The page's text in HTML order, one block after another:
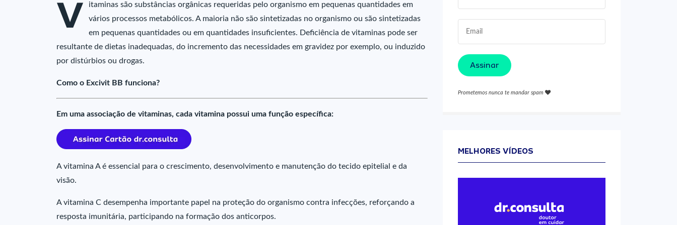
V
itaminas são substâncias orgânicas requeridas pelo organismo em pequenas quantidades em
vários processos metabólicos. A maioria não são sintetizadas no organismo ou são sintetizadas
em pequenas quantidades ou em quantidades insuficientes. Deficiência de vitaminas pode ser
resultante de dietas inadequadas, do incremento das necessidades em gravidez por exemplo, ou induzido
por distúrbios ou drogas.
Como o Excivit BB funciona?
Em uma associação de vitaminas, cada vitamina possui uma função específica:
A vitamina A é essencial para o crescimento, desenvolvimento e manutenção do tecido epitelial e da
visão.
A vitamina C desempenha importante papel na proteção do organismo contra infecções, reforçando a
resposta imunitária, participando na formação dos anticorpos.
Assinar
Prometemos nunca te mandar spam
MELHORES VÍDEOS